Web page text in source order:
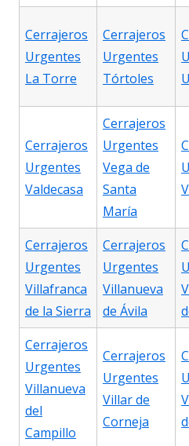
Cerrajeros
Urgentes
La Torre
Cerrajeros
Urgentes
Tórtoles
Cerrajeros
Urgentes
Valdecasa
Cerrajeros
Urgentes
Vega de
Santa
María
Cerrajeros
Urgentes
Villafranca
de la Sierra
Cerrajeros
Urgentes
Villanueva
de Ávila
Cerrajeros
Urgentes
Villanueva
del
Campillo
Cerrajeros
Urgentes
Villar de
Corneja